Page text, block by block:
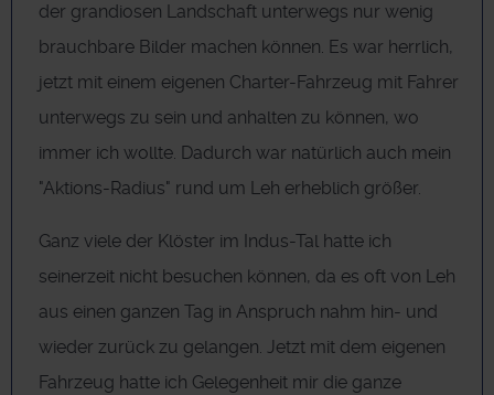
der grandiosen Landschaft unterwegs nur wenig
brauchbare Bilder machen können. Es war herrlich,
jetzt mit einem eigenen Charter-Fahrzeug mit Fahrer
unterwegs zu sein und anhalten zu können, wo
immer ich wollte. Dadurch war natürlich auch mein
"Aktions-Radius" rund um Leh erheblich größer.
Ganz viele der Klöster im Indus-Tal hatte ich
seinerzeit nicht besuchen können, da es oft von Leh
aus einen ganzen Tag in Anspruch nahm hin- und
wieder zurück zu gelangen. Jetzt mit dem eigenen
Fahrzeug hatte ich Gelegenheit mir die ganze